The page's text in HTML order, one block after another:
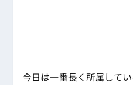
今日は一番長く所属して